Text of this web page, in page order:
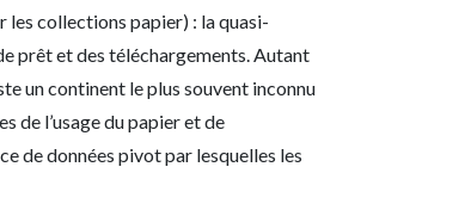
collections papier) : la quasi-
prêt et des téléchargements. Autant
un continent le plus souvent inconnu
de l’usage du papier et de
de données pivot par lesquelles les